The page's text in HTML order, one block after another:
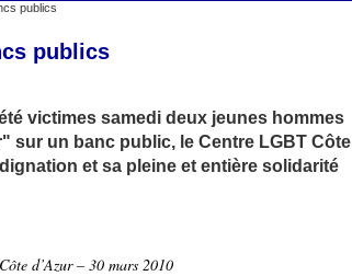
publics
publics
victimes samedi deux jeunes hommes
sur un banc public, le Centre LGBT Côte
et sa pleine et entière solidarité
d’Azur – 30 mars 2010